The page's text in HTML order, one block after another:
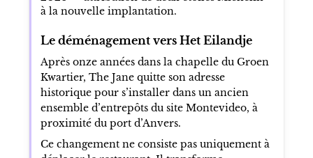
à la nouvelle implantation.
Le déménagement vers Het Eilandje
Après onze années dans la chapelle du Groen
Kwartier, The Jane quitte son adresse
historique pour s’installer dans un ancien
ensemble d’entrepôts du site Montevideo, à
proximité du port d’Anvers.
Ce changement ne consiste pas uniquement à